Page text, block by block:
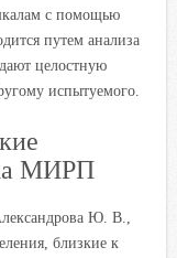
с помощью
путем анализа
целостную
испытуемого.
МИРП
Ю. В.,
близкие к